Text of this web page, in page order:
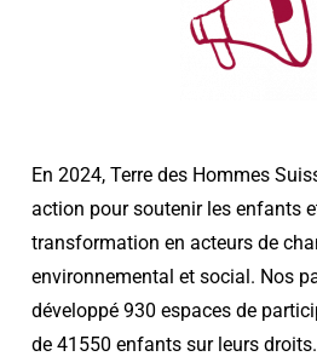
En 2024, Terre des Hommes
action pour soutenir les enfants
transformation en acteurs de
environnemental et social. Nos
développé 930 espaces de
de 41550 enfants sur leurs